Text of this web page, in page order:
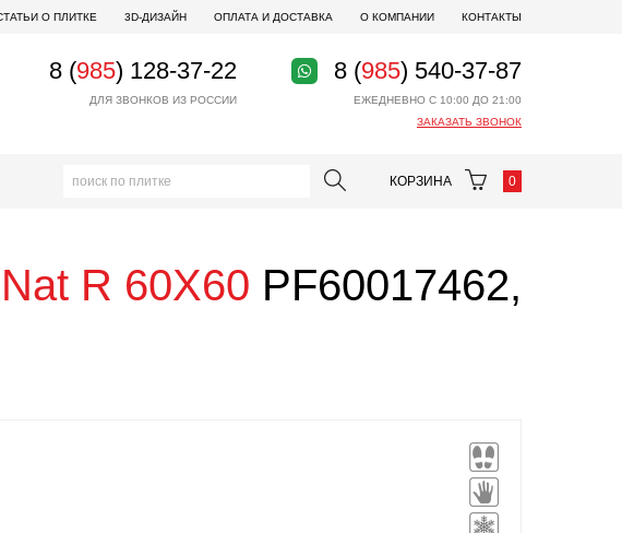
О ПЛИТКЕ 3D-ДИЗАЙН ОПЛАТА И ДОСТАВКА О КОМПАНИИ КОНТАКТЫ
8 (985) 128-37-22
ДЛЯ ЗВОНКОВ ИЗ РОССИИ
8 (985) 540-37-87
ЕЖЕДНЕВНО С 10:00 ДО 21:00
ЗАКАЗАТЬ ЗВОНОК
КОРЗИНА 0
R 60X60 PF60017462,